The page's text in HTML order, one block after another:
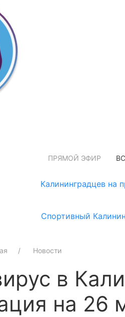
ПРЯМОЙ ЭФИР
Калининградцев на
Спортивный
Новости
в
на 26